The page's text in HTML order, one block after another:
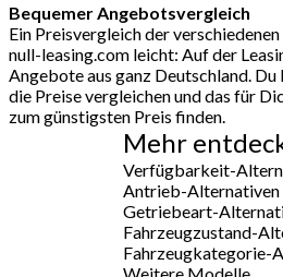
Bequemer Angebotsvergleich
Ein Preisvergleich der
null-leasing.com leicht: Auf der
Angebote aus ganz Deutschland.
die Preise vergleichen und das für
zum günstigsten Preis finden.
Mehr
Verfügbarkeit-
Antrieb-Alternativen
Getriebeart-
Fahrzeugzustand-
Fahrzeugkategorie-